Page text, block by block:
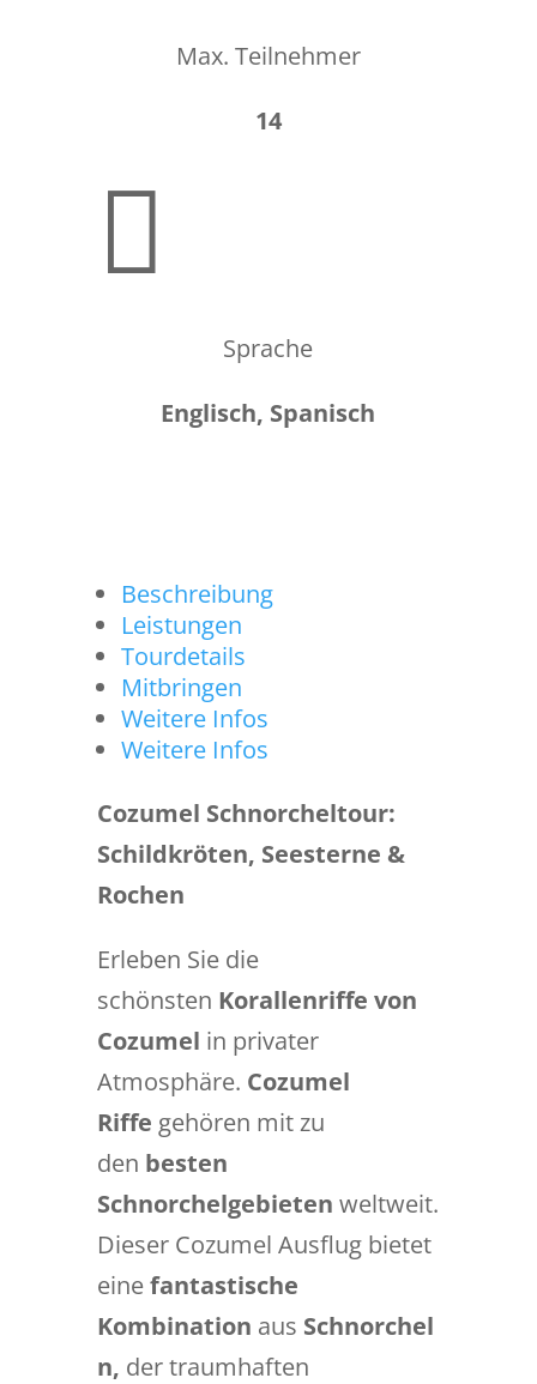
Max. Teilnehmer
14

Sprache
Englisch, Spanisch
Beschreibung
Leistungen
Tourdetails
Mitbringen
Weitere Infos
Weitere Infos
Cozumel Schnorcheltour:
Schildkröten, Seesterne &
Rochen
Erleben Sie die
schönsten Korallenriffe von
Cozumel in privater
Atmosphäre. Cozumel
Riffe gehören mit zu
den besten
Schnorchelgebieten weltweit.
Dieser Cozumel Ausflug bietet
einefantastische
Kombination aus Schnorchel
n, der traumhaften